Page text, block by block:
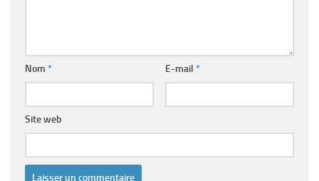
Nom * E-mail *
Site web